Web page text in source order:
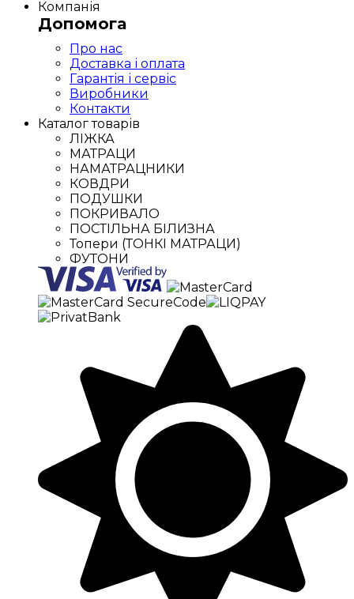
Компанія
Допомога
Про нас
Доставка і оплата
Гарантія і сервіс
Виробники
Контакти
Каталог товарів
ЛІЖКА
МАТРАЦИ
НАМАТРАЦНИКИ
КОВДРИ
ПОДУШКИ
ПОКРИВАЛО
ПОСТІЛЬНА БІЛИЗНА
Топери (ТОНКІ МАТРАЦИ)
ФУТОНИ